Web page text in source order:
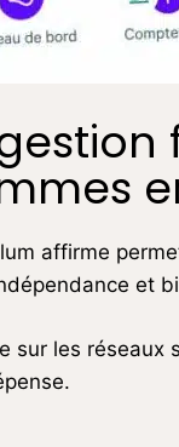
affirme
et
les réseaux